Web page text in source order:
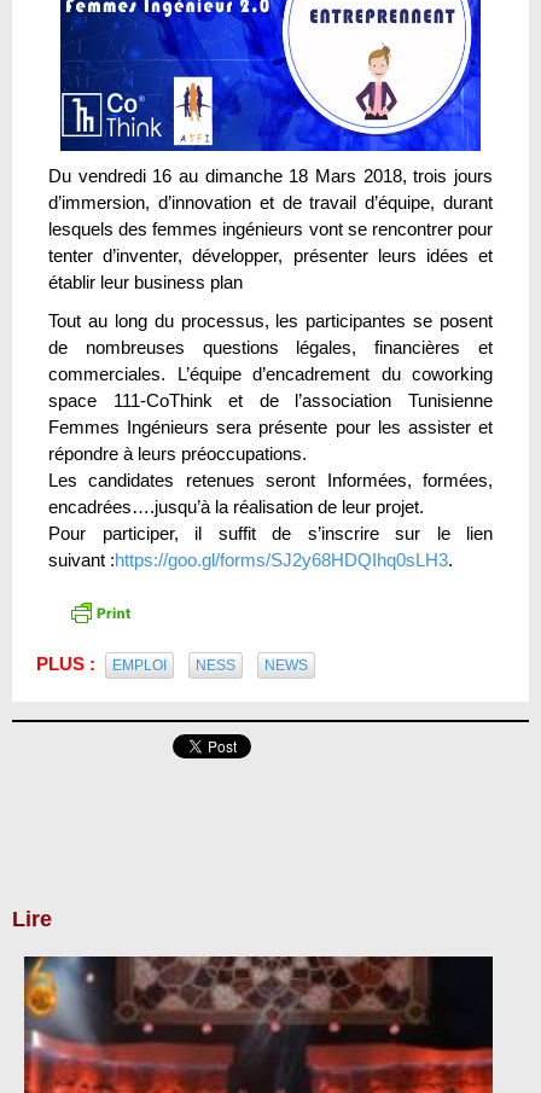
Du vendredi 16 au dimanche 18 Mars 2018, trois jours
d’immersion, d’innovation et de travail d’équipe, durant
lesquels des femmes ingénieurs vont se rencontrer pour
tenter d’inventer, développer, présenter leurs idées et
établir leur business plan
Tout au long du processus, les participantes se posent
de nombreuses questions légales, financières et
commerciales. L’équipe d’encadrement du coworking
space 111-CoThink et de l’association Tunisienne
Femmes Ingénieurs sera présente pour les assister et
répondre à leurs préoccupations.
Les candidates retenues seront Informées, formées,
encadrées….jusqu’à la réalisation de leur projet.
Pour participer, il suffit de s’inscrire sur le lien
suivant :https://goo.gl/forms/SJ2y68HDQIhq0sLH3.
PLUS : EMPLOI NESS NEWS
Lire